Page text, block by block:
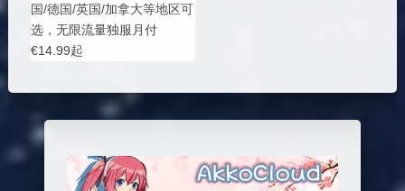
国/德国/英国/加拿大等地区可
选，无限流量独服月付
€14.99起